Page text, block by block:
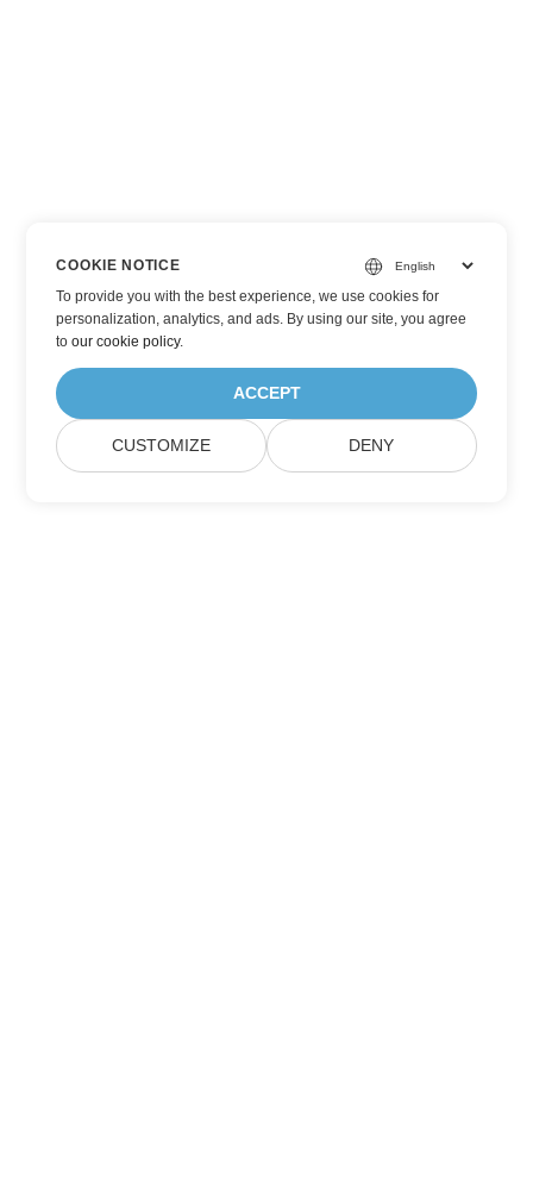
COOKIE NOTICE
To provide you with the best experience, we use cookies for
personalization, analytics, and ads. By using our site, you agree
toour cookie policy.
ACCEPT
CUSTOMIZE DENY